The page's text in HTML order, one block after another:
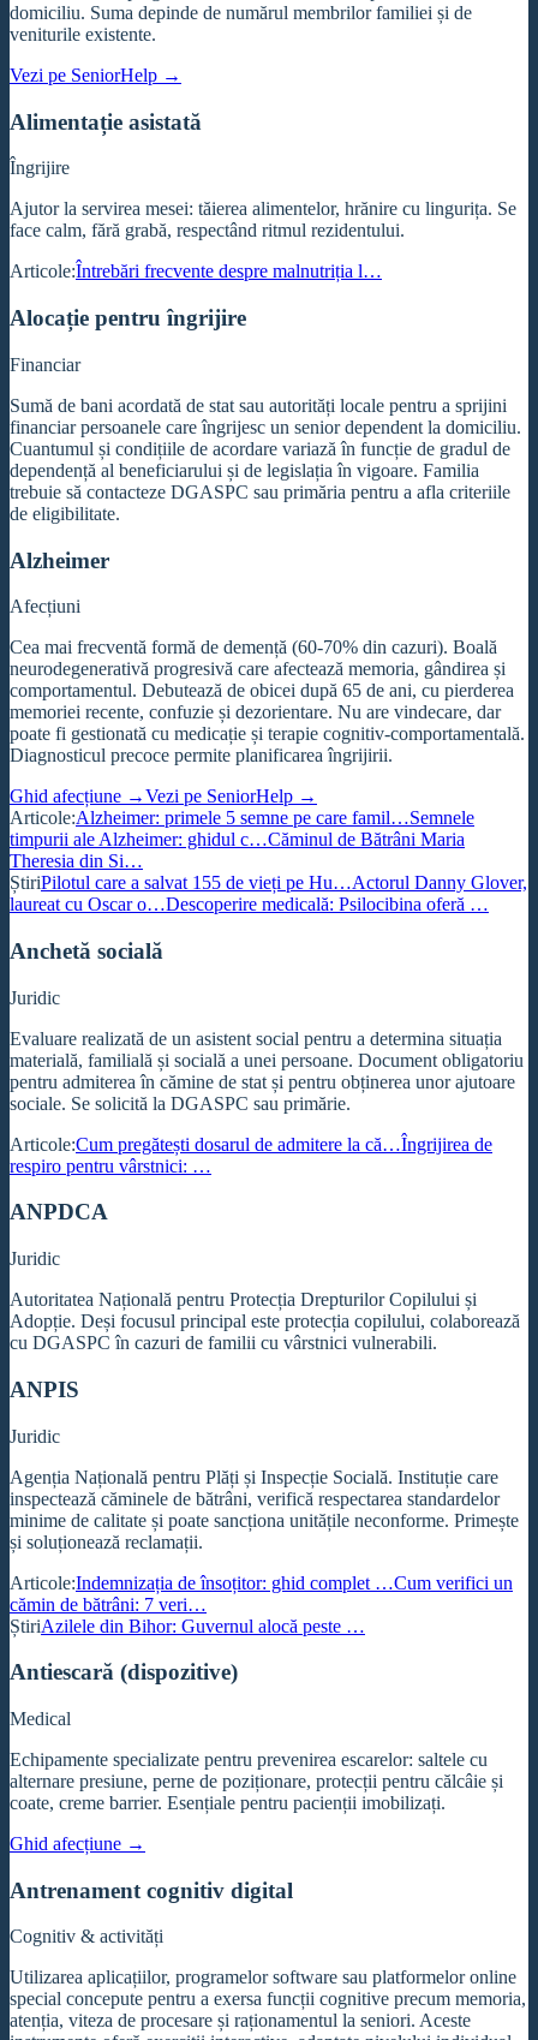
domiciliu. Suma depinde de numărul membrilor familiei și de
veniturile existente.
Vezi pe SeniorHelp →
Alimentație asistată
Îngrijire
Ajutor la servirea mesei: tăierea alimentelor, hrănire cu lingurița. Se
face calm, fără grabă, respectând ritmul rezidentului.
Articole:Întrebări frecvente despre malnutriția l…
Alocație pentru îngrijire
Financiar
Sumă de bani acordată de stat sau autorități locale pentru a sprijini
financiar persoanele care îngrijesc un senior dependent la domiciliu.
Cuantumul și condițiile de acordare variază în funcție de gradul de
dependență al beneficiarului și de legislația în vigoare. Familia
trebuie să contacteze DGASPC sau primăria pentru a afla criteriile
de eligibilitate.
Alzheimer
Afecțiuni
Cea mai frecventă formă de demență (60-70% din cazuri). Boală
neurodegenerativă progresivă care afectează memoria, gândirea și
comportamentul. Debutează de obicei după 65 de ani, cu pierderea
memoriei recente, confuzie și dezorientare. Nu are vindecare, dar
poate fi gestionată cu medicație și terapie cognitiv-comportamentală.
Diagnosticul precoce permite planificarea îngrijirii.
Ghid afecțiune →Vezi pe SeniorHelp →
Articole:Alzheimer: primele 5 semne pe care famil…Semnele
timpurii ale Alzheimer: ghidul c…Căminul de Bătrâni Maria
Theresia din Si…
ȘtiriPilotul care a salvat 155 de vieți pe Hu…Actorul Danny Glover,
laureat cu Oscar o…Descoperire medicală: Psilocibina oferă …
Anchetă socială
Juridic
Evaluare realizată de un asistent social pentru a determina situația
materială, familială și socială a unei persoane. Document obligatoriu
pentru admiterea în cămine de stat și pentru obținerea unor ajutoare
sociale. Se solicită la DGASPC sau primărie.
Articole:Cum pregătești dosarul de admitere la că…Îngrijirea de
respiro pentru vârstnici: …
ANPDCA
Juridic
Autoritatea Națională pentru Protecția Drepturilor Copilului și
Adopție. Deși focusul principal este protecția copilului, colaborează
cu DGASPC în cazuri de familii cu vârstnici vulnerabili.
ANPIS
Juridic
Agenția Națională pentru Plăți și Inspecție Socială. Instituție care
inspectează căminele de bătrâni, verifică respectarea standardelor
minime de calitate și poate sancționa unitățile neconforme. Primește
și soluționează reclamații.
Articole:Indemnizația de însoțitor: ghid complet …Cum verifici un
cămin de bătrâni: 7 veri…
ȘtiriAzilele din Bihor: Guvernul alocă peste …
Antiescară (dispozitive)
Medical
Echipamente specializate pentru prevenirea escarelor: saltele cu
alternare presiune, perne de poziționare, protecții pentru călcâie și
coate, creme barrier. Esențiale pentru pacienții imobilizați.
Ghid afecțiune →
Antrenament cognitiv digital
Cognitiv & activități
Utilizarea aplicațiilor, programelor software sau platformelor online
special concepute pentru a exersa funcții cognitive precum memoria,
atenția, viteza de procesare și raționamentul la seniori. Aceste